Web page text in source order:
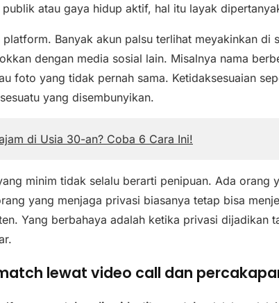
atau gaya hidup aktif, hal itu layak
Banyak akun palsu terlihat meyakinkan di
dengan media sosial lain. Misalnya nama
foto yang tidak pernah sama. Ketidaksesuaian
yang disembunyikan.
di Usia 30-an? Coba 6 Cara Ini!
minim tidak selalu berarti penipuan. Ada orang
yang menjaga privasi biasanya tetap bisa
Yang berbahaya adalah ketika privasi dijadikan
lewat video call dan